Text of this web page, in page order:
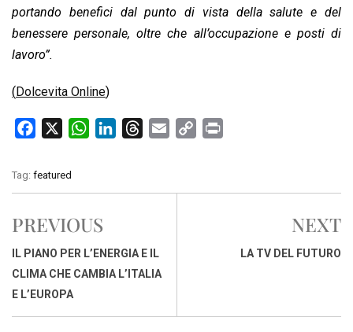
portando benefici dal punto di vista della salute e del
benessere personale, oltre che all’occupazione e posti di
lavoro”.
(Dolcevita Online)
c
e
o
o
k
W
t
A
p
p
k
I
n
e
s
i
y
n
Tag: featured
PREVIOUS
IL PIANO PER L’ENERGIA E IL
CLIMA CHE CAMBIA L’ITALIA
E L’EUROPA
NEXT
LA TV DEL FUTURO